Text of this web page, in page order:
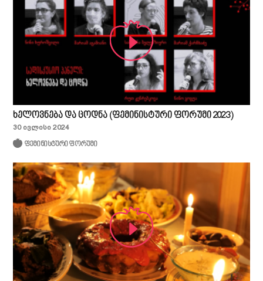
ხელოვნება და ცოდნა (ფემინისტური ფორუმი 2023)
30 ივლისი 2024
ფემინისტური ფორუმი